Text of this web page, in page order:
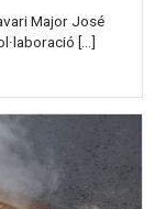
Major José
[…]